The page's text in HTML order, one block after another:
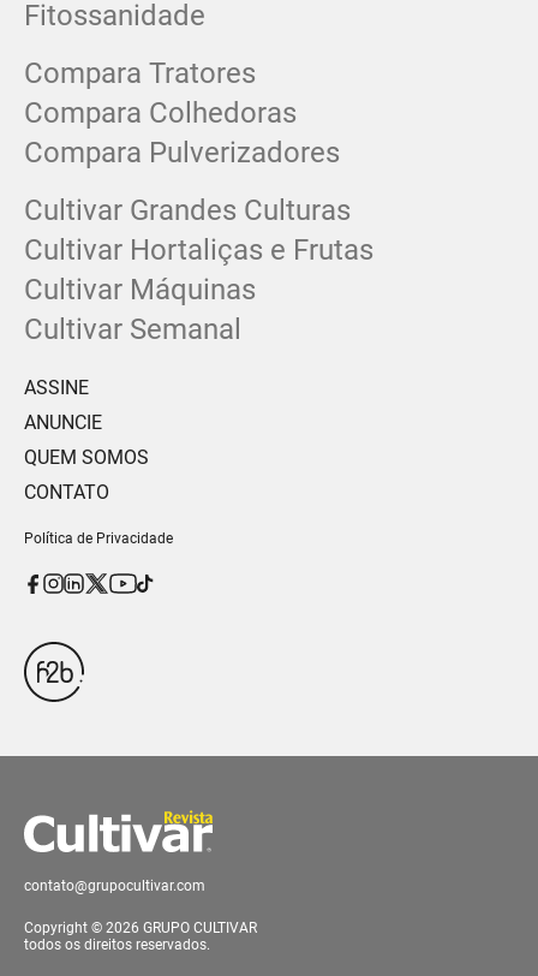
Fitossanidade
Compara Tratores
Compara Colhedoras
Compara Pulverizadores
Cultivar Grandes Culturas
Cultivar Hortaliças e Frutas
Cultivar Máquinas
Cultivar Semanal
ASSINE
ANUNCIE
QUEM SOMOS
CONTATO
Política de Privacidade
contato@grupocultivar.com
Copyright © 2026 GRUPO CULTIVAR
todos os direitos reservados.